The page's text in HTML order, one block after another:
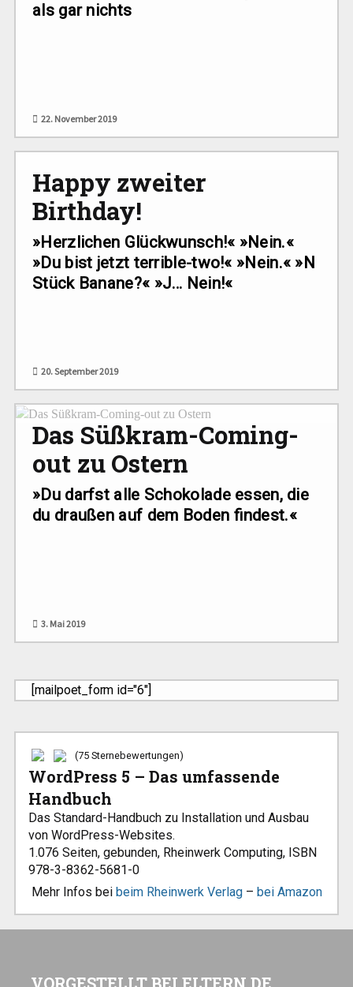
als gar nichts
22. November 2019
Happy zweiter
Birthday!
»Herzlichen Glückwunsch!« »Nein.«
»Du bist jetzt terrible-two!« »Nein.« »N
Stück Banane?« »J… Nein!«
20. September 2019
Das Süßkram-Coming-
out zu Ostern
»Du darfst alle Schokolade essen, die
du draußen auf dem Boden findest.«
3. Mai 2019
[mailpoet_form id="6"]
(75 Sternebewertungen)
WordPress 5 – Das umfassende
Handbuch
Das Standard-Handbuch zu Installation und Ausbau
von WordPress-Websites.
1.076 Seiten, gebunden, Rheinwerk Computing, ISBN
978-3-8362-5681-0
Mehr Infos bei beim Rheinwerk Verlag– bei Amazon
VORGESTELLT BEI ELTERN.DE